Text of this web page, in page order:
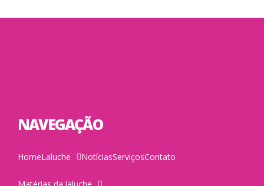
NAVEGAÇÃO
HomeLaluche NotíciasServiçosContato
Matérias da laluche